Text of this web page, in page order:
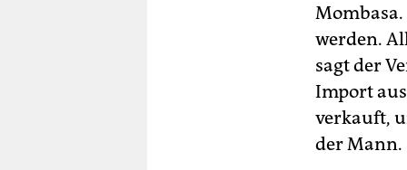
werden.
sagt der
Import
verkauft,
der Mann.